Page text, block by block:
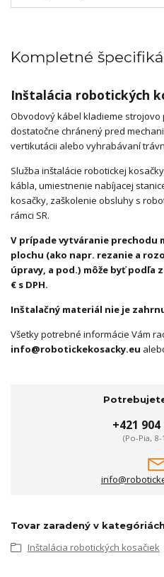
Kompletné
Inštalácia robotických
Obvodový kábel kladieme strojovo
dostatočne chránený pred
vertikutácii alebo vyhrabávaní
Služba inštalácie robotickej
kábla, umiestnenie nabíjacej
kosačky, zaškolenie obsluhy s
rámci SR.
V prípade vytváranie prechodu
plochu (ako napr. rezanie a
úpravy, a pod.) môže byť podľa
€ s DPH.
Inštalačný materiál nie je
Všetky potrebné informácie Vám
info@robotickekosacky.eu
+421 904
(Po-Pia,
Tovar zaradený v kategóriách
Inštalácia robotických kosačiek